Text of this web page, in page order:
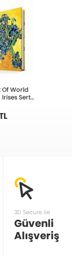
Of World
Sert
3D Secure ile
Güvenli
Alışveriş